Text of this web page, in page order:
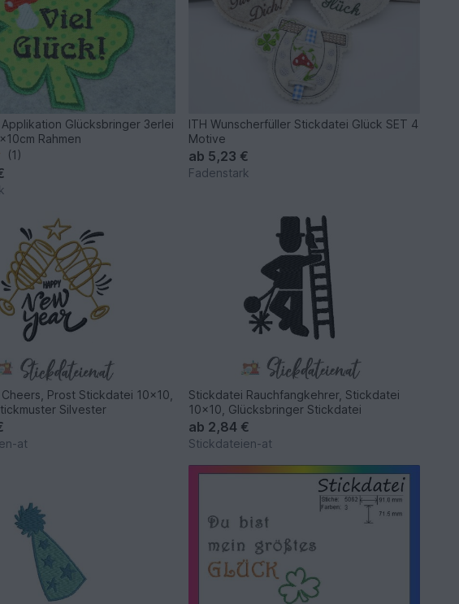
Glücksbringer 3erlei
Rahmen
(1)
ITH Wunscherfüller Stickdatei Glück SET 4
Motive
ab 5,23 €
Fadenstark
Prost Stickdatei 10x10,
Silvester
at
Stickdatei Rauchfangkehrer, Stickdatei
10x10, Glücksbringer Stickdatei
ab 2,84 €
Stickdateien-at